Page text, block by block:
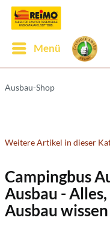
Menü
Ausbau-Shop
Weitere Artikel in dieser
Campingbus
Ausbau -
Ausbau